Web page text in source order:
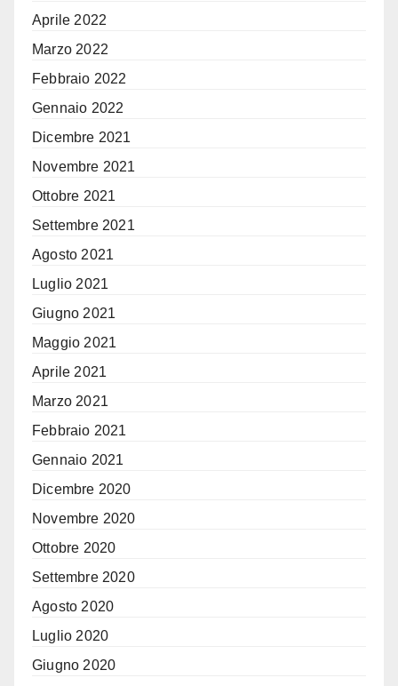
Aprile 2022
Marzo 2022
Febbraio 2022
Gennaio 2022
Dicembre 2021
Novembre 2021
Ottobre 2021
Settembre 2021
Agosto 2021
Luglio 2021
Giugno 2021
Maggio 2021
Aprile 2021
Marzo 2021
Febbraio 2021
Gennaio 2021
Dicembre 2020
Novembre 2020
Ottobre 2020
Settembre 2020
Agosto 2020
Luglio 2020
Giugno 2020